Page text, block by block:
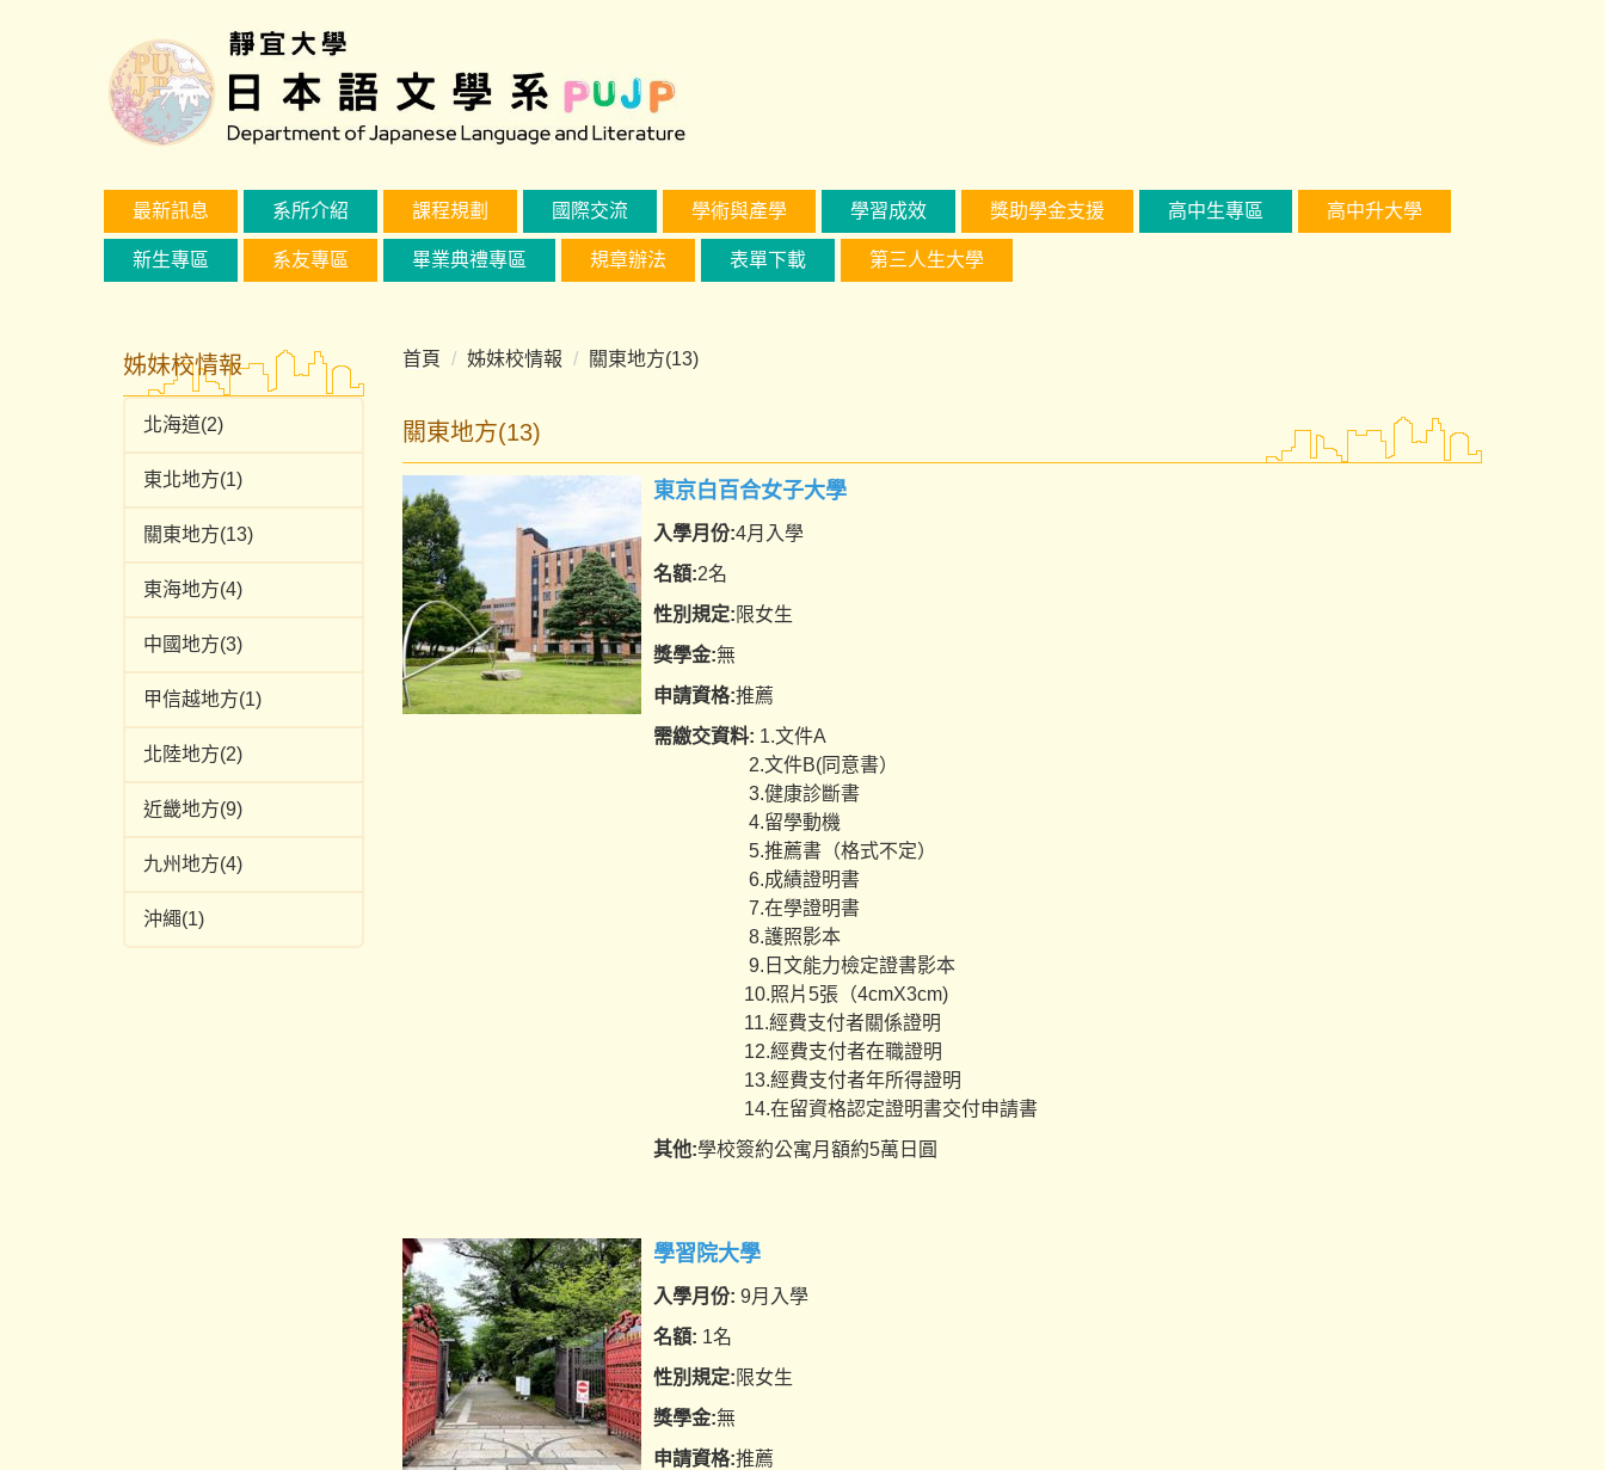
最新訊息
系所介紹 課程規劃 國際交流 學術與產學 學習成效 獎助學金支援 高中生專區 高中升大學
新生專區 系友專區 畢業典禮專區 規章辦法 表單下載 第三人生大學
姊妹校情報
北海道(2)
東北地方(1)
關東地方(13)
東海地方(4)
中國地方(3)
甲信越地方(1)
北陸地方(2)
近畿地方(9)
九州地方(4)
沖繩(1)
首頁 姊妹校情報 關東地方(13)
關東地方(13)
東京白百合女子大學
入學月份:4月入學
名額:2名
性別規定: 限女生
獎學金:無
申請資格:推薦
需繳交資料: 1.文件A
2.文件B(同意書）
3.健康診斷書
4.留學動機
5.推薦書（格式不定）
6.成績證明書
7.在學證明書
8.護照影本
9.日文能力檢定證書影本
10.照片5張（4cmX3cm)
11.經費支付者關係證明
12.經費支付者在職證明
13.經費支付者年所得證明
14.在留資格認定證明書交付申請書
其他:學校簽約公寓月額約5萬日圓
學習院大學
入學月份: 9月入學
名額: 1名
性別規定: 限女生
獎學金:無
申請資格:推薦